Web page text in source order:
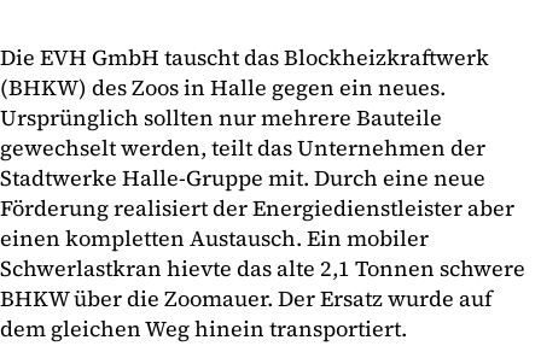
Die EVH GmbH tauscht das Blockheizkraftwerk
(BHKW) des Zoos in Halle gegen ein neues.
Ursprünglich sollten nur mehrere Bauteile
gewechselt werden, teilt das Unternehmen der
Stadtwerke Halle-Gruppe mit. Durch eine neue
Förderung realisiert der Energiedienstleister aber
einen kompletten Austausch. Ein mobiler
Schwerlastkran hievte das alte 2,1 Tonnen schwere
BHKW über die Zoomauer. Der Ersatz wurde auf
dem gleichen Weg hinein transportiert.